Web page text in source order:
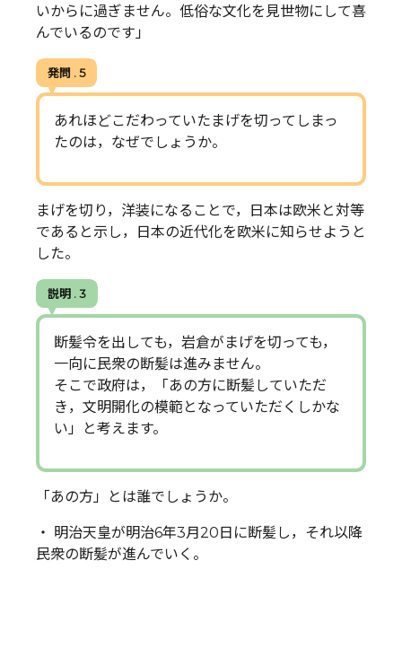
いからに過ぎません。低俗な文化を見世物にして喜
んでいるのです」
発問 . 5
あれほどこだわっていたまげを切ってしまっ
たのは，なぜでしょうか。
まげを切り，洋装になることで，日本は欧米と対等
であると示し，日本の近代化を欧米に知らせようと
した。
説明 . 3
断髪令を出しても，岩倉がまげを切っても，
一向に民衆の断髪は進みません。
そこで政府は，「あの方に断髪していただ
き，文明開化の模範となっていただくしかな
い」と考えます。
「あの方」とは誰でしょうか。
・ 明治天皇が明治6年3月20日に断髪し，それ以降
民衆の断髪が進んでいく。